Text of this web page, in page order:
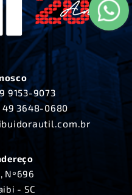
9153-9073
49 3648-0680
Nº696
- SC